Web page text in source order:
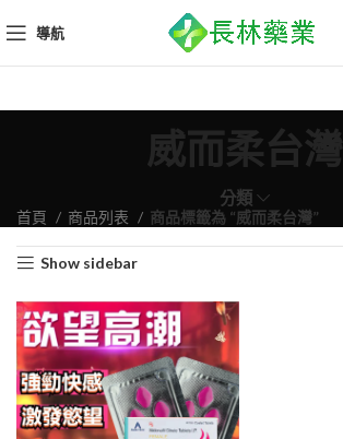
導航
威而柔台灣
分類
首頁 商品列表 商品標籤為 “威而柔台灣”
Show sidebar